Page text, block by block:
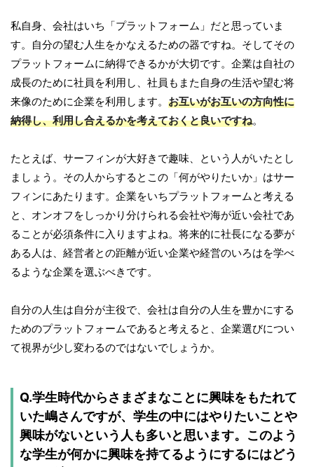
私自身、会社はいち「プラットフォーム」だと思っていま
す。自分の望む人生をかなえるための器ですね。そしてその
プラットフォームに納得できるかが大切です。企業は自社の
成長のために社員を利用し、社員もまた自身の生活や望む将
来像のために企業を利用します。 お互いがお互いの方向性に
納得し、利用し合えるかを考えておくと良いですね。
たとえば、サーフィンが大好きで趣味、という人がいたとし
ましょう。その人からするとこの「何がやりたいか」はサー
フィンにあたります。企業をいちプラットフォームと考える
と、オンオフをしっかり分けられる会社や海が近い会社であ
ることが必須条件に入りますよね。将来的に社長になる夢が
ある人は、経営者との距離が近い企業や経営のいろはを学べ
るような企業を選ぶべきです。
自分の人生は自分が主役で、会社は自分の人生を豊かにする
ためのプラットフォームであると考えると、企業選びについ
て視界が少し変わるのではないでしょうか。
Q.学生時代からさまざまなことに興味をもたれて
いた嶋さんですが、学生の中にはやりたいことや
興味がないという人も多いと思います。このよう
な学生が何かに興味を持てるようにするにはどう